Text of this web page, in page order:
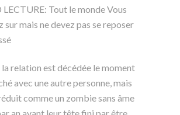
LECTURE: Tout le monde Vous
sur mais ne devez pas se reposer
relation est décédée le moment
avec une autre personne, mais
comme un zombie sans âme